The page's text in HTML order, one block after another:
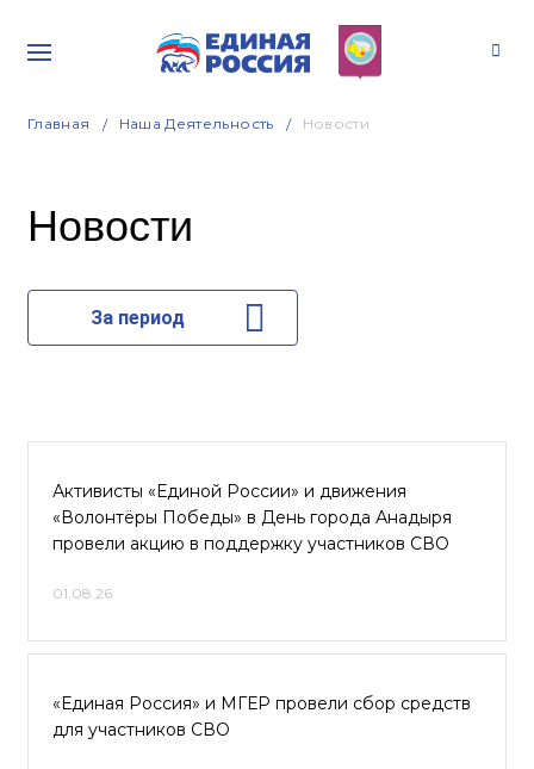
Главная Наша Деятельность Новости
Новости
За период
Активисты «Единой России» и движения
«Волонтёры Победы» в День города Анадыря
провели акцию в поддержку участников СВО
01.08.26
«Единая Россия» и МГЕР провели сбор средств
для участников СВО